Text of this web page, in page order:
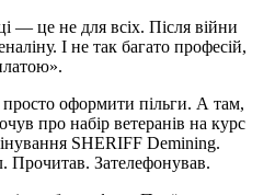
— це не для всіх. Після війни
І не так багато професій,
оформити пільги. А там,
про набір ветеранів на курс
SHERIFF Demining.
Прочитав. Зателефонував.